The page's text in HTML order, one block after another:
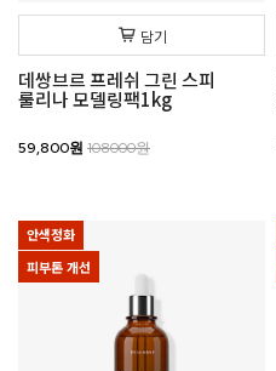
담기
데쌍브르 프레쉬 그린 스피
룰리나 모델링팩1kg
59,800원 108000원
안색정화
피부톤 개선